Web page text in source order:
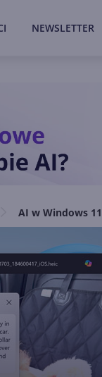
NEWSLETTER
AI w Windows